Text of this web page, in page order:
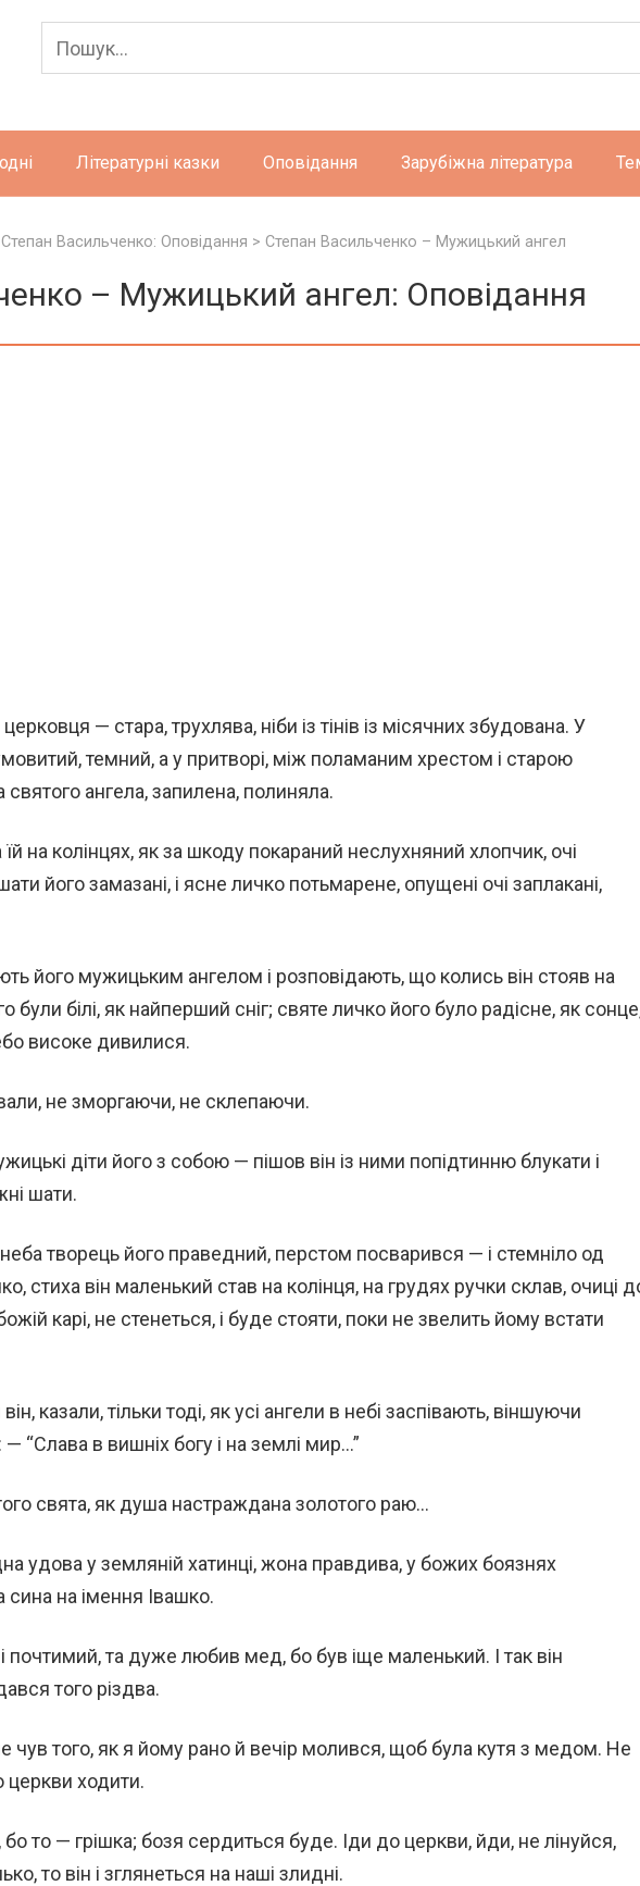
Літературні казки Оповідання Зарубіжна література
Степан Васильченко: Оповідання > Степан Васильченко – Мужицький ангел
– Мужицький ангел: Оповідання
— стара, трухлява, ніби із тінів із місячних збудована. У
темний, а у притворі, між поламаним хрестом і старою
святого ангела, запилена, полиняла.
їй на колінцях, як за шкоду покараний неслухняний хлопчик, очі
його замазані, і ясне личко потьмарене, опущені очі заплакані,
його мужицьким ангелом і розповідають, що колись він стояв на
були білі, як найперший сніг; святе личко його було радісне, як
високе дивилися.
не зморгаючи, не склепаючи.
діти його з собою — пішов він із ними попідтинню блукати і
шати.
творець його праведний, перстом посварився — і стемніло од
стиха він маленький став на колінця, на грудях ручки склав, очиці
карі, не стенеться, і буде стояти, поки не звелить йому встати
казали, тільки тоді, як усі ангели в небі заспівають, віншуючи
“Слава в вишніх богу і на землі мир…”
свята, як душа настраждана золотого раю…
удова у земляній хатинці, жона правдива, у божих боязнях
сина на імення Івашко.
почтимий, та дуже любив мед, бо був іще маленький. І так він
того різдва.
чув того, як я йому рано й вечір молився, щоб була кутя з медом. Не
церкви ходити.
то — грішка; бозя сердиться буде. Іди до церкви, йди, не лінуйся,
то він і зглянеться на наші злидні.